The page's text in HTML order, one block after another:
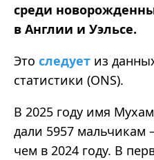
среди
в Англии и Уэльсе.
Это следует из
статистики (ONS).
В 2025 году имя
дали 5957 мальчикам
чем в 2024 году. В